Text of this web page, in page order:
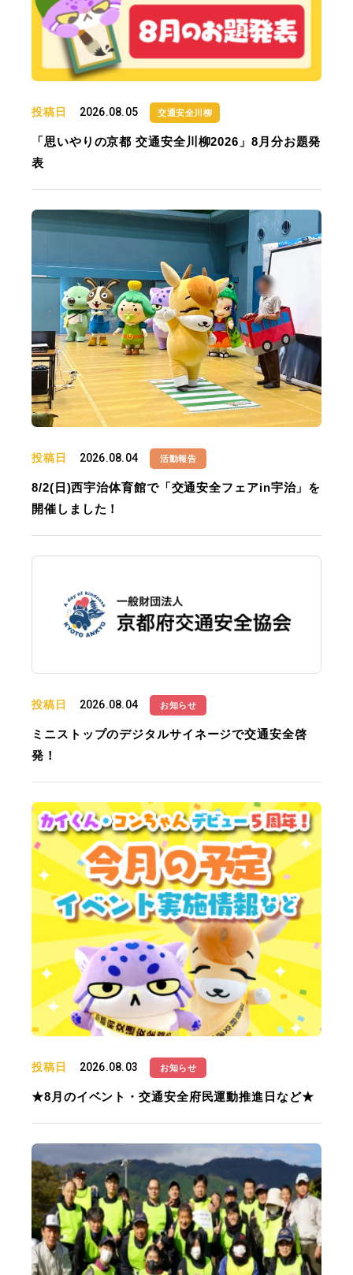
投稿日 2026.08.05 交通安全川柳
「思いやりの京都 交通安全川柳2026」8月分お題発
表
投稿日 2026.08.04 活動報告
8/2(日)西宇治体育館で「交通安全フェアin宇治」を
開催しました！
投稿日 2026.08.04 お知らせ
ミニストップのデジタルサイネージで交通安全啓
発！
投稿日 2026.08.03 お知らせ
★8月のイベント・交通安全府民運動推進日など★